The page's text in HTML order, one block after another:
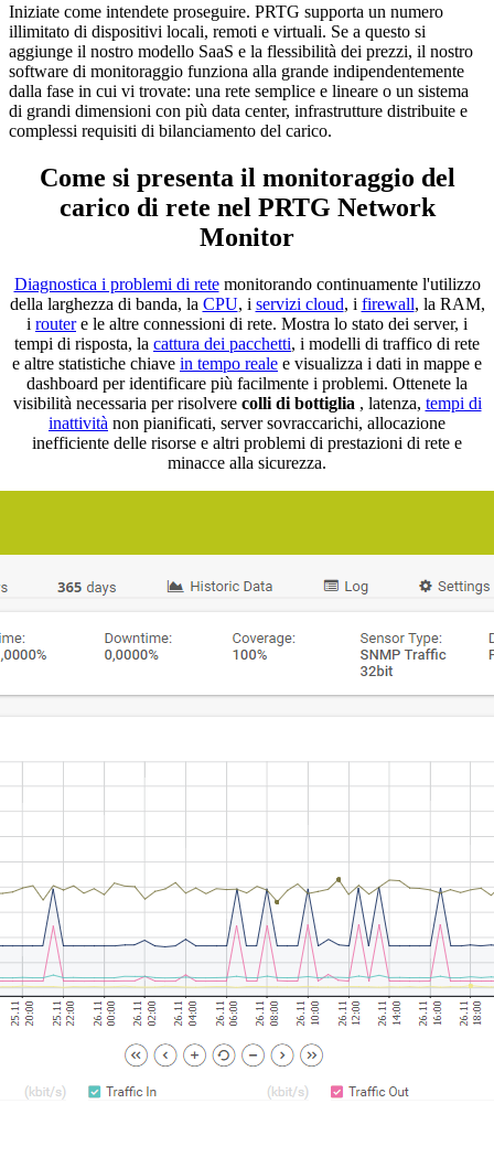
Iniziate come intendete proseguire. PRTG supporta un numero
illimitato di dispositivi locali, remoti e virtuali. Se a questo si
aggiunge il nostro modello SaaS e la flessibilità dei prezzi, il nostro
software di monitoraggio funziona alla grande indipendentemente
dalla fase in cui vi trovate: una rete semplice e lineare o un sistema
di grandi dimensioni con più data center, infrastrutture distribuite e
complessi requisiti di bilanciamento del carico.
Come si presenta il monitoraggio del
carico di rete nel PRTG Network
Monitor
Diagnostica i problemi di retemonitorando continuamente l'utilizzo
della larghezza di banda, la CPU, i servizi cloud, i firewall, la RAM,
i routere le altre connessioni di rete. Mostra lo stato dei server, i
tempi di risposta, la cattura dei pacchetti, i modelli di traffico di rete
e altre statistiche chiave in tempo reale e visualizza i dati in mappe e
dashboard per identificare più facilmente i problemi. Ottenete la
visibilità necessaria per risolverecolli di bottiglia , latenza, tempi di
inattività non pianificati, server sovraccarichi, allocazione
inefficiente delle risorse e altri problemi di prestazioni di rete e
minacce alla sicurezza.